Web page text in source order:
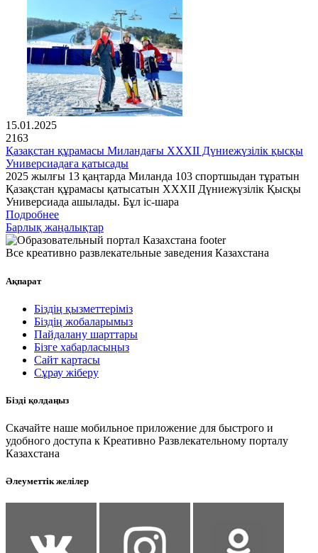
15.01.2025
2163
Қазақстан құрамасы Миландағы XXXII Дүниежүзілік қысқы
Универсиадаға қатысады
2025 жылғы 13 қаңтарда Миланда 103 спортшыдан тұратын
Қазақстан құрамасы қатысатын XXXII Дүниежүзілік Қысқы
Универсиада ашылады. Бұл іс-шара
Подробнее
Барлық жаңалықтар
Все креативно развлекательные заведения Казахстана
Ақпарат
Біздің қызметтеріміз
Біздің жобаларымыз
Пайдалану шарттары
Бізге хабарласыңыз
Сайт картасы
Сұрау жіберу
Бізді қолдаңыз
Скачайте наше мобильное приложение для быстрого и
удобного доступа к Креативно Развлекательному порталу
Казахстана
Әлеуметтік желілер